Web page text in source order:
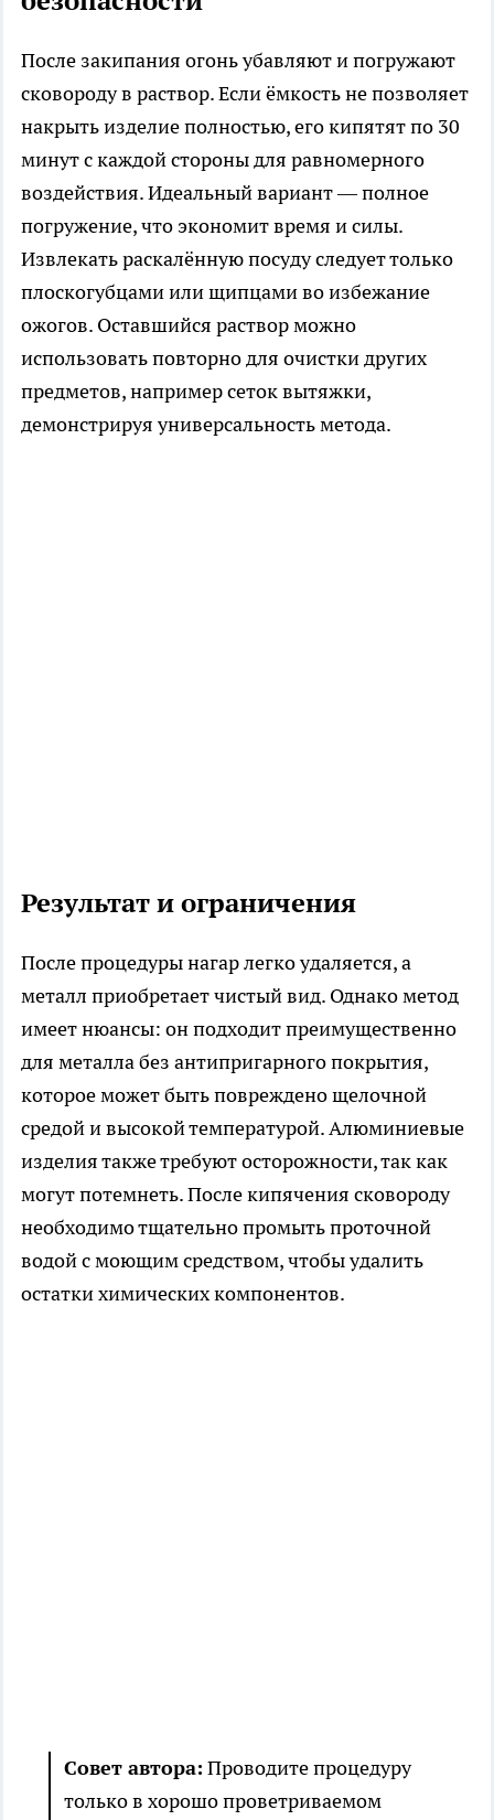
После закипания огонь убавляют и погружают
сковороду в раствор. Если ёмкость не позволяет
накрыть изделие полностью, его кипятят по 30
минут с каждой стороны для равномерного
воздействия. Идеальный вариант — полное
погружение, что экономит время и силы.
Извлекать раскалённую посуду следует только
плоскогубцами или щипцами во избежание
ожогов. Оставшийся раствор можно
использовать повторно для очистки других
предметов, например сеток вытяжки,
демонстрируя универсальность метода.
Результат и ограничения
После процедуры нагар легко удаляется, а
металл приобретает чистый вид. Однако метод
имеет нюансы: он подходит преимущественно
для металла без антипригарного покрытия,
которое может быть повреждено щелочной
средой и высокой температурой. Алюминиевые
изделия также требуют осторожности, так как
могут потемнеть. После кипячения сковороду
необходимо тщательно промыть проточной
водой с моющим средством, чтобы удалить
остатки химических компонентов.
Совет автора: Проводите процедуру
только в хорошо проветриваемом